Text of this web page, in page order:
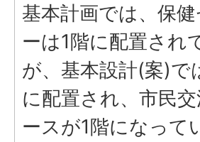
基本計画では、保健
ーは1階に配置され
が、基本設計(案)で
に配置され、市民
ースが1階になって